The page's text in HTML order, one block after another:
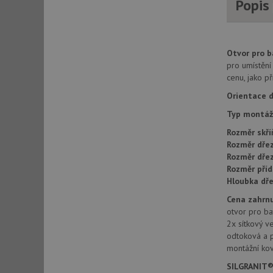
Otvor pro
pro
cenu, jako
Orientace
Typ
Rozměr
Rozměr
Rozměr
Rozměr
Hloubka
Cena
otvor pro
2x sítkový
odtoková a
montážní
CookieScriptConsent
Název
_ga_9T91YFLEPX
Název
__Secure-YNID